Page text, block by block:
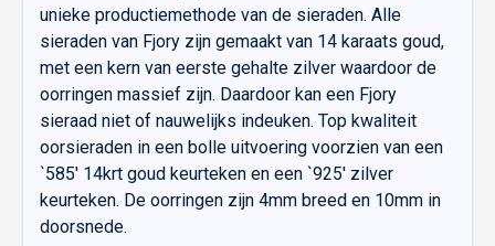
unieke productiemethode van de sieraden. Alle
sieraden van Fjory zijn gemaakt van 14 karaats goud,
met een kern van eerste gehalte zilver waardoor de
oorringen massief zijn. Daardoor kan een Fjory
sieraad niet of nauwelijks indeuken. Top kwaliteit
oorsieraden in een bolle uitvoering voorzien van een
`585' 14krt goud keurteken en een `925' zilver
keurteken. De oorringen zijn 4mm breed en 10mm in
doorsnede.